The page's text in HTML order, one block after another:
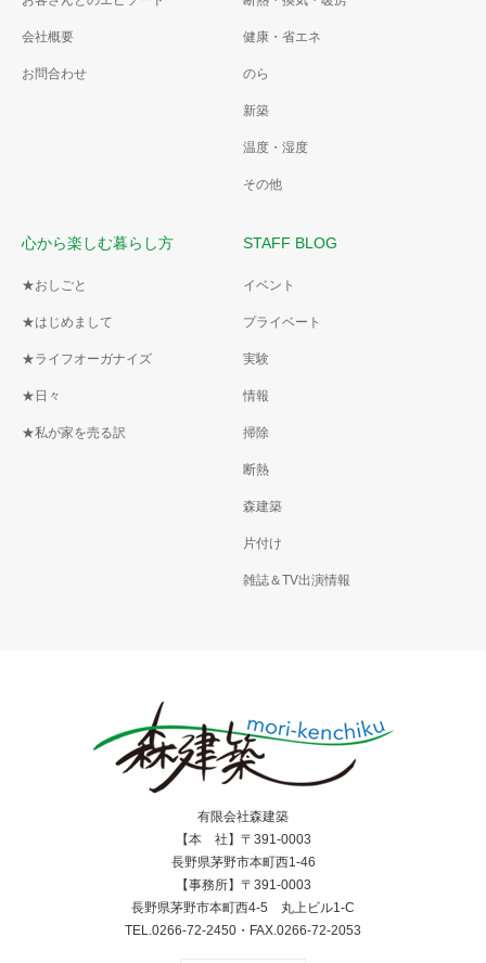
会社概要
お問合わせ
健康・省エネ
のら
新築
温度・湿度
その他
心から楽しむ暮らし方
★おしごと
★はじめまして
★ライフオーガナイズ
★日々
★私が家を売る訳
STAFF BLOG
イベント
プライベート
実験
情報
掃除
断熱
森建築
片付け
雑誌＆TV出演情報
有限会社森建築
【本 社】〒391-0003
長野県茅野市本町西1-46
【事務所】〒391-0003
長野県茅野市本町西4-5 丸上ビル1-C
TEL.0266-72-2450・FAX.0266-72-2053